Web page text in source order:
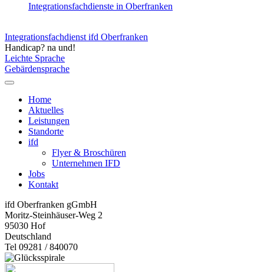
Integrationsfachdienste in Oberfranken
Integrationsfachdienst ifd Oberfranken
Handicap? na und!
Leichte Sprache
Gebärdensprache
Home
Aktuelles
Leistungen
Standorte
ifd
Flyer & Broschüren
Unternehmen IFD
Jobs
Kontakt
ifd Oberfranken gGmbH
Moritz-Steinhäuser-Weg 2
95030 Hof
Deutschland
Tel 09281 / 840070